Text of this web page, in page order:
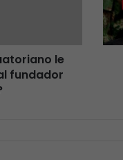
le
fundador